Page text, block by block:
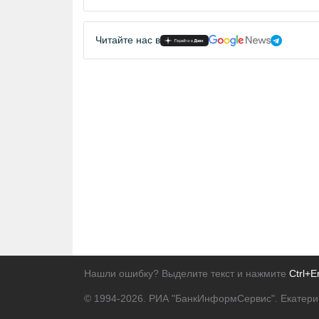
Читайте нас в
Нашли ошибку? Выделите текст и нажмите
© 1994-2026. РИА "БанкИнформСервис".